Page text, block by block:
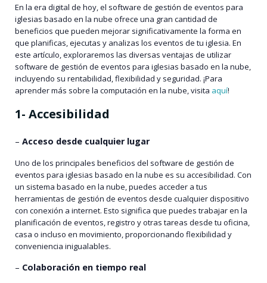
En la era digital de hoy, el software de gestión de eventos para
iglesias basado en la nube ofrece una gran cantidad de
beneficios que pueden mejorar significativamente la forma en
que planificas, ejecutas y analizas los eventos de tu iglesia. En
este artículo, exploraremos las diversas ventajas de utilizar
software de gestión de eventos para iglesias basado en la nube,
incluyendo su rentabilidad, flexibilidad y seguridad. ¡Para
aprender más sobre la computación en la nube, visita aquí!
1- Accesibilidad
– Acceso desde cualquier lugar
Uno de los principales beneficios del software de gestión de
eventos para iglesias basado en la nube es su accesibilidad. Con
un sistema basado en la nube, puedes acceder a tus
herramientas de gestión de eventos desde cualquier dispositivo
con conexión a internet. Esto significa que puedes trabajar en la
planificación de eventos, registro y otras tareas desde tu oficina,
casa o incluso en movimiento, proporcionando flexibilidad y
conveniencia inigualables.
– Colaboración en tiempo real